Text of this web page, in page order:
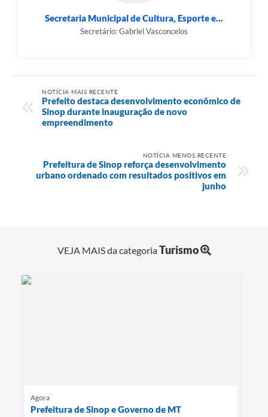
Secretaria Municipal de Cultura, Esporte e...
Secretário: Gabriel Vasconcelos
NOTÍCIA MAIS RECENTE
Prefeito destaca desenvolvimento econômico de
Sinop durante inauguração de novo
empreendimento
NOTÍCIA MENOS RECENTE
Prefeitura de Sinop reforça desenvolvimento
urbano ordenado com resultados positivos em
junho
VEJA MAIS da categoriaTurismo
Agora
Prefeitura de Sinop e Governo de MT